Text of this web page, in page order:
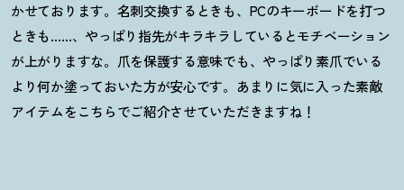
かせております。名刺交換するときも、PCのキーボードを打つ
ときも……、やっぱり指先がキラキラしているとモチベーション
が上がりますな。爪を保護する意味でも、やっぱり素爪でいる
より何か塗っておいた方が安心です。あまりに気に入った素敵
アイテムをこちらでご紹介させていただきますね ！